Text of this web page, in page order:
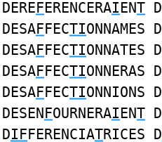
DEREFERENCERAIENT
DESAFFECTIONNAMES
DESAFFECTIONNATES
DESAFFECTIONNERAS
DESAFFECTIONNIONS
DESENFOURNERAIENT
DIFFERENCIATRICES D